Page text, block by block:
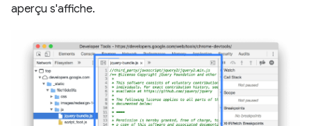
aperçu s'affiche.